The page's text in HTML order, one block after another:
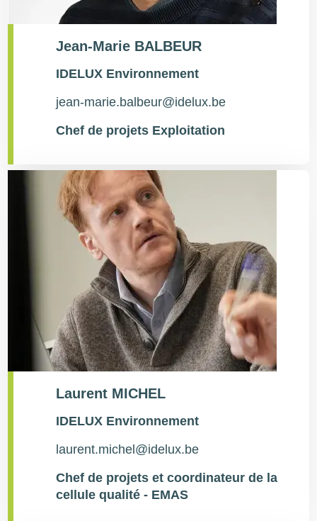
Jean-Marie BALBEUR
Type
contact
IDELUX Environnement
jean-marie.balbeur@idelux.be
Chef de projets Exploitation
Laurent MICHEL
Type
contact
IDELUX Environnement
laurent.michel@idelux.be
Chef de projets et coordinateur de la
cellule qualité - EMAS